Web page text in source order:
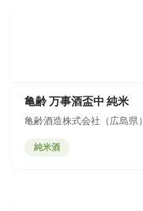
亀齢 万事酒盃中 純米
亀齢酒造株式会社（広島県）
純米酒